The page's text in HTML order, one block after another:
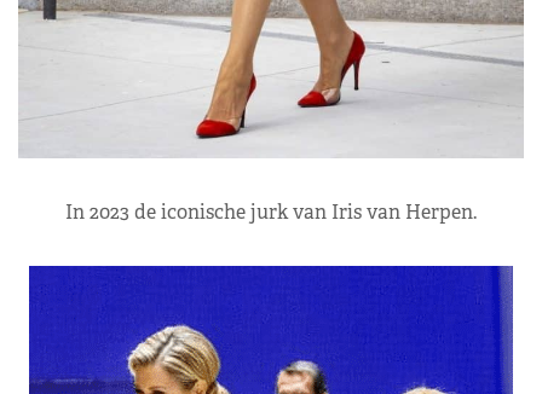
In 2023 de iconische jurk van Iris van Herpen.